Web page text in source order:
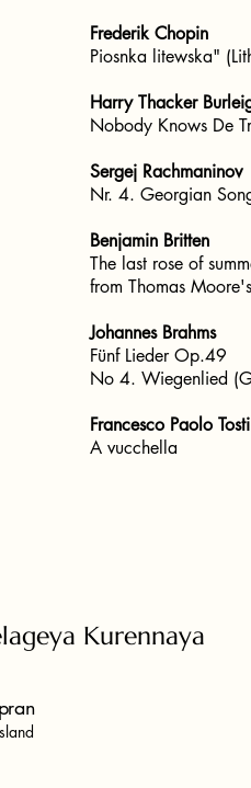
Frederik Chopin
Piosnka litewska"
Harry Thacker
Nobody Knows De
Sergej Rachmaninov
Nr. 4. Georgian
Benjamin Britten
The last rose of
from Thomas
Johannes Brahms
Fünf Lieder Op.49
No 4. Wiegenlied
Francesco Paolo Tosti
A vucchella
Kurennaya